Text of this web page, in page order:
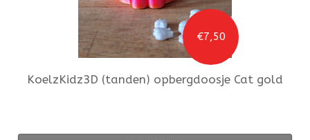
€7,50
KoelzKidz3D (tanden) opbergdoosje Cat gold